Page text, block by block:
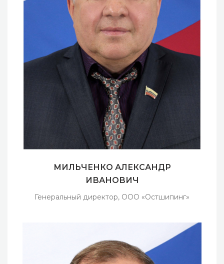
МИЛЬЧЕНКО АЛЕКСАНДР
ИВАНОВИЧ
Генеральный директор, ООО «Остшипинг»